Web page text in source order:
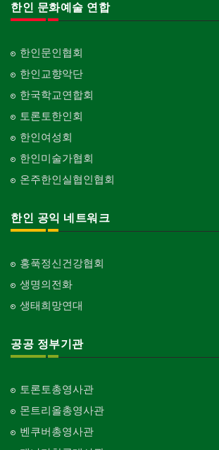
한인 문화예술 연합
한인문인협회
한인교향악단
한국학교연합회
토론토한인회
한인여성회
한인미술가협회
온주한인실협인협회
한인 공익 네트워크
홍푹정신건강협회
생명의전화
생태희망연대
공공 정부기관
토론토총영사관
몬트리올총영사관
벤쿠버총영사관